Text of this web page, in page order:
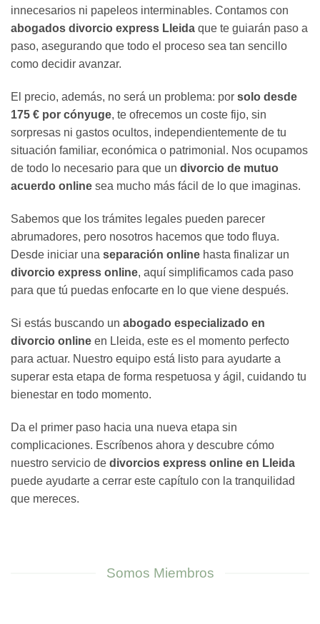
innecesarios ni papeleos interminables. Contamos con
abogados divorcio express Lleida que te guiarán paso a
paso, asegurando que todo el proceso sea tan sencillo
como decidir avanzar.
El precio, además, no será un problema: por solo desde
175 € por cónyuge, te ofrecemos un coste fijo, sin
sorpresas ni gastos ocultos, independientemente de tu
situación familiar, económica o patrimonial. Nos ocupamos
de todo lo necesario para que un divorcio de mutuo
acuerdo online sea mucho más fácil de lo que imaginas.
Sabemos que los trámites legales pueden parecer
abrumadores, pero nosotros hacemos que todo fluya.
Desde iniciar una separación online hasta finalizar un
divorcio express online, aquí simplificamos cada paso
para que tú puedas enfocarte en lo que viene después.
Si estás buscando un abogado especializado en
divorcio online en Lleida, este es el momento perfecto
para actuar. Nuestro equipo está listo para ayudarte a
superar esta etapa de forma respetuosa y ágil, cuidando tu
bienestar en todo momento.
Da el primer paso hacia una nueva etapa sin
complicaciones. Escríbenos ahora y descubre cómo
nuestro servicio de divorcios express online en Lleida
puede ayudarte a cerrar este capítulo con la tranquilidad
que mereces.
Somos Miembros